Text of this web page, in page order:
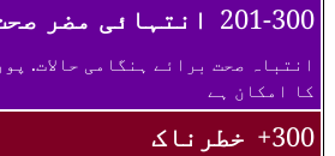
201-300 انتہائی مضر
انتباہ صحت برائے ہنگامی حالات.
کا امکان ہے
300+ خطرناک